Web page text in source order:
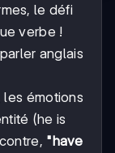
le défi
verbe !
anglais
les émotions
(he is
"have